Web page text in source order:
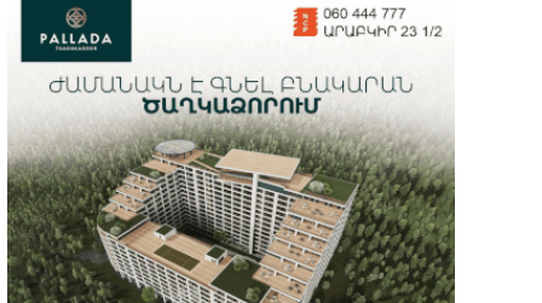
ոչնչացվել է ուկրաինական 360
անօդաչու թռչող սարք
23:20:45 8-08-2026
Օգոստոսի 10-ին, 11-ին, 12-ին, 13-
ին, 14-ին, 17-ին, 18-ին և 20-ին
հարյուրավոր հասցեներում լույս չի լինելու
23:01:57 8-08-2026
Ողբերգական դեպք՝ Երևանում․
Կիևյան կամրջի տակ